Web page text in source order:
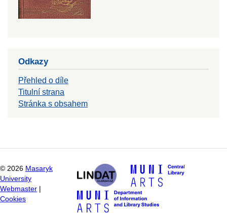
Odkazy
Přehled o díle
Titulní strana
Stránka s obsahem
© 2026 Masaryk
University
Webmaster
Cookies